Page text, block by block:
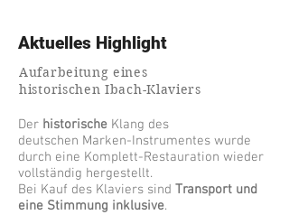
Aktuelles Highlight
Aufarbeitung eines
historischen Ibach-Klaviers
Der historische Klang des
deutschen Marken-Instrumentes wurde
durch eine Komplett-Restauration wieder
vollständig hergestellt.
Bei Kauf des Klaviers sind Transport und
eine Stimmung inklusive.